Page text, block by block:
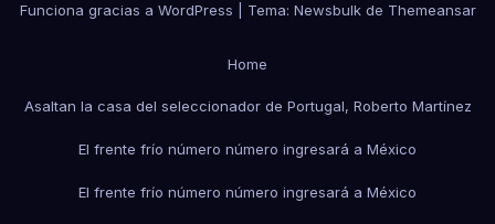
Funciona gracias a WordPress Tema: Newsbulkde Themeansar
Home
Asaltan la casa del seleccionador de Portugal, Roberto Martínez
El frente frío número número ingresará a México
El frente frío número número ingresará a México